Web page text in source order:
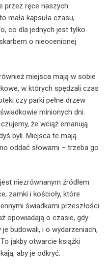
przez ręce naszych
mała kapsuła czasu,
co dla jednych jest tylko
o nieocenionej
miejsca mają w sobie
w których spędzali czas
czy parki pełne drzew
minionych dni.
że wciąż emanują
byli. Miejsca te mają
oddać słowami – trzeba go
niezrównanym źródłem
zamki i kościoły, które
świadkami przeszłości.
opowiadają o czasie, gdy
budowali, i o wydarzeniach,
jakby otwarcie książki
aby je odkryć.